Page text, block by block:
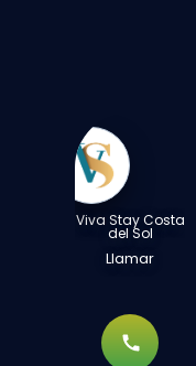
Viva Stay Costa
del Sol
Llamar